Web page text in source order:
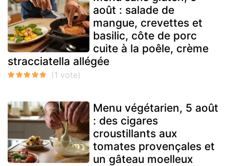
août : salade de
mangue, crevettes et
basilic, côte de porc
cuite à la poêle, crème
stracciatella allégée
Menu végétarien, 5 août
: des cigares
croustillants aux
tomates provençales et
un gâteau moelleux